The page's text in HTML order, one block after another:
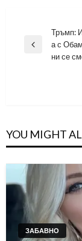
Навигация
Previous
Тръмп:
а с
ни се
YOU MIGHT
ЗАБАВНО